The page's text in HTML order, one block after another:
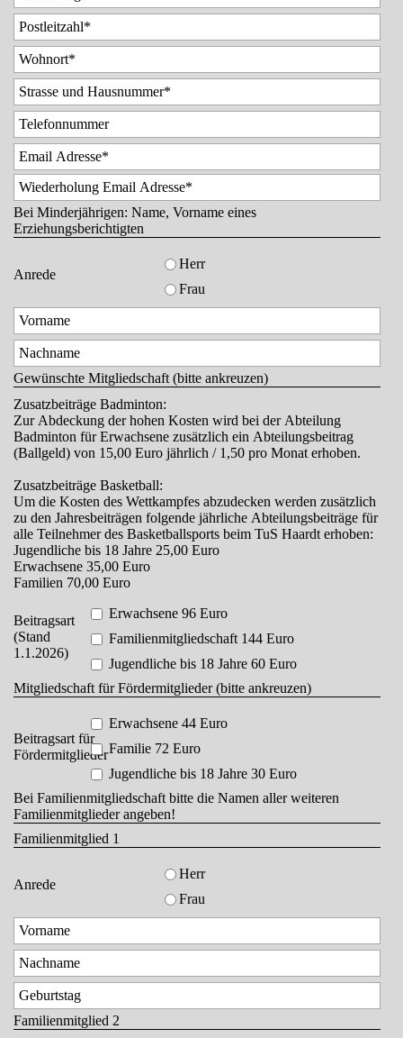
Bei Minderjährigen: Name, Vorname eines
Erziehungsberichtigten
Anrede
Herr
Frau
Gewünschte Mitgliedschaft (bitte ankreuzen)
Zusatzbeiträge Badminton:
Zur Abdeckung der hohen Kosten wird bei der Abteilung
Badminton für Erwachsene zusätzlich ein Abteilungsbeitrag
(Ballgeld) von 15,00 Euro jährlich / 1,50 pro Monat erhoben.
Zusatzbeiträge Basketball:
Um die Kosten des Wettkampfes abzudecken werden zusätzlich
zu den Jahresbeiträgen folgende jährliche Abteilungsbeiträge für
alle Teilnehmer des Basketballsports beim TuS Haardt erhoben:
Jugendliche bis 18 Jahre 25,00 Euro
Erwachsene 35,00 Euro
Familien 70,00 Euro
Beitragsart
(Stand
1.1.2026)
Erwachsene 96 Euro
Familienmitgliedschaft 144 Euro
Jugendliche bis 18 Jahre 60 Euro
Mitgliedschaft für Fördermitglieder (bitte ankreuzen)
Beitragsart für
Fördermitglieder
Erwachsene 44 Euro
Familie 72 Euro
Jugendliche bis 18 Jahre 30 Euro
Bei Familienmitgliedschaft bitte die Namen aller weiteren
Familienmitglieder angeben!
Familienmitglied 1
Anrede
Herr
Frau
Familienmitglied 2